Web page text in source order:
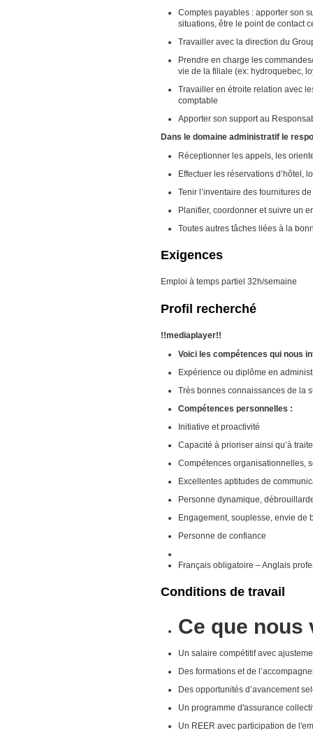
Comptes payables : apporter son
situations, être le point de contact
Travailler avec la direction du
Prendre en charge les
vie de la filiale (ex: hydroquebec,
Travailler en étroite relation avec
comptable
Apporter son support au
Dans le domaine administratif le
Réceptionner les appels, les
Effectuer les réservations d’hôtel,
Tenir l’inventaire des fournitures
Planifier, coordonner et suivre un
Toutes autres tâches liées à la
Exigences
Emploi à temps partiel 32h/semaine
Profil recherché
!!mediaplayer!!
Voici les compétences qui nous
Expérience ou diplôme en
Très bonnes connaissances de la
Compétences personnelles :
Initiative et proactivité
Capacité à prioriser ainsi qu’à
Compétences organisationnelles,
Excellentes aptitudes de
Personne dynamique,
Engagement, souplesse, envie de
Personne de confiance
Français obligatoire – Anglais
Conditions de travail
Ce que
Un salaire compétitif avec
Des formations et de
Des opportunités d’avancement
Un programme d'assurance
Un REER avec participation de